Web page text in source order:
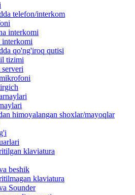
telefon/interkom
interkomi
interkomi
qo'ng'iroq qutisi
tizimi
himoyalangan shoxlar/mayoqlar
klaviatura
beshik
klaviatura
Sounder